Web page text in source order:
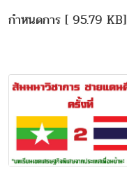
กำหนดการ [ 95.79 KB]